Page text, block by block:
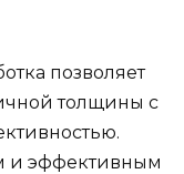
позволяет
толщины с
и эффективным